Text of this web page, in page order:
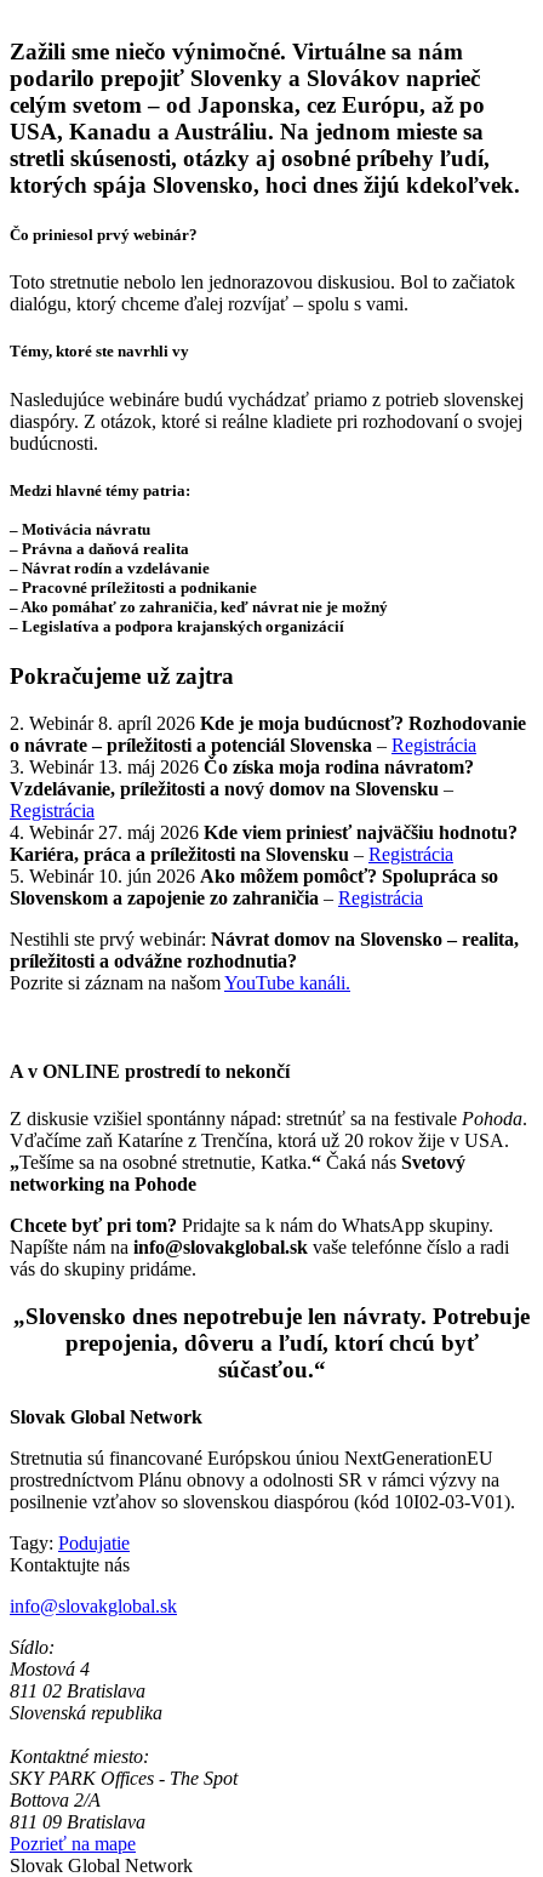
Zažili sme niečo výnimočné. Virtuálne sa nám
podarilo prepojiť Slovenky a Slovákov naprieč
celým svetom – od Japonska, cez Európu, až po
USA, Kanadu a Austráliu. Na jednom mieste sa
stretli skúsenosti, otázky aj osobné príbehy ľudí,
ktorých spája Slovensko, hoci dnes žijú kdekoľvek.
Čo priniesol prvý webinár?
Toto stretnutie nebolo len jednorazovou diskusiou. Bol to začiatok
dialógu, ktorý chceme ďalej rozvíjať – spolu s vami.
Témy, ktoré ste navrhli vy
Nasledujúce webináre budú vychádzať priamo z potrieb slovenskej
diaspóry. Z otázok, ktoré si reálne kladiete pri rozhodovaní o svojej
budúcnosti.
Medzi hlavné témy patria:
– Motivácia návratu
– Právna a daňová realita
– Návrat rodín a vzdelávanie
– Pracovné príležitosti a podnikanie
– Ako pomáhať zo zahraničia, keď návrat nie je možný
– Legislatíva a podpora krajanských organizácií
Pokračujeme už zajtra
2. Webinár 8. apríl 2026 Kde je moja budúcnosť? Rozhodovanie
o návrate – príležitosti a potenciál Slovenska – Registrácia
3. Webinár 13. máj 2026 Čo získa moja rodina návratom?
Vzdelávanie, príležitosti a nový domov na Slovensku –
Registrácia
4. Webinár 27. máj 2026 Kde viem priniesť najväčšiu hodnotu?
Kariéra, práca a príležitosti na Slovensku – Registrácia
5. Webinár 10. jún 2026 Ako môžem pomôcť? Spolupráca so
Slovenskom a zapojenie zo zahraničia – Registrácia
Nestihli ste prvý webinár: Návrat domov na Slovensko – realita,
príležitosti a odvážne rozhodnutia?
Pozrite si záznam na našomYouTube kanáli.
A v ONLINE prostredí to nekončí
Z diskusie vzišiel spontánny nápad: stretnúť sa na festivale Pohoda.
Vďačíme zaň Kataríne z Trenčína, ktorá už 20 rokov žije v USA.
„Tešíme sa na osobné stretnutie, Katka.“ Čaká nás Svetový
networking na Pohode
Chcete byť pri tom? Pridajte sa k nám do WhatsApp skupiny.
Napíšte nám na info@slovakglobal.sk vaše telefónne číslo a radi
vás do skupiny pridáme.
„Slovensko dnes nepotrebuje len návraty. Potrebuje
prepojenia, dôveru a ľudí, ktorí chcú byť
súčasťou.“
Slovak Global Network
Stretnutia sú financované Európskou úniou NextGenerationEU
prostredníctvom Plánu obnovy a odolnosti SR v rámci výzvy na
posilnenie vzťahov so slovenskou diaspórou (kód 10I02-03-V01).
Tagy: Podujatie
Kontaktujte nás
info@slovakglobal.sk
Sídlo:
Mostová 4
811 02 Bratislava
Slovenská republika
Kontaktné miesto:
SKY PARK Offices - The Spot
Bottova 2/A
811 09 Bratislava
Pozrieť na mape
Slovak Global Network